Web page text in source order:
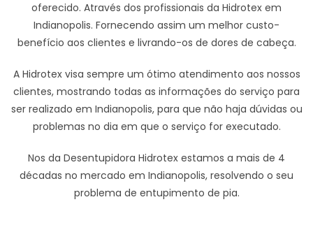
oferecido. Através dos profissionais da Hidrotex em
Indianopolis. Fornecendo assim um melhor custo-
benefício aos clientes e livrando-os de dores de cabeça.
A Hidrotex visa sempre um ótimo atendimento aos nossos
clientes, mostrando todas as informações do serviço para
ser realizado em Indianopolis, para que não haja dúvidas ou
problemas no dia em que o serviço for executado.
Nos da Desentupidora Hidrotex estamos a mais de 4
décadas no mercado em Indianopolis, resolvendo o seu
problema de entupimento de pia.